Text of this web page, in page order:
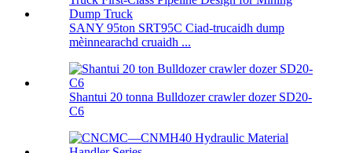
SANY 95ton SRT95C Ciad-trucaidh dump
mèinnearachd cruaidh ...
Shantui 20 tonna Bulldozer crawler dozer SD20-
C6